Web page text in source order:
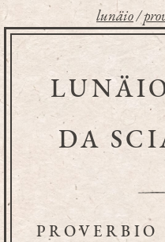
lunäio/
DA